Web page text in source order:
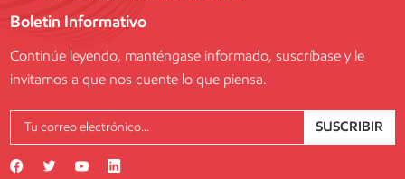
Boletin Informativo
Continúe leyendo, manténgase informado, suscríbase y le
invitamos a que nos cuente lo que piensa.
SUSCRIBIR